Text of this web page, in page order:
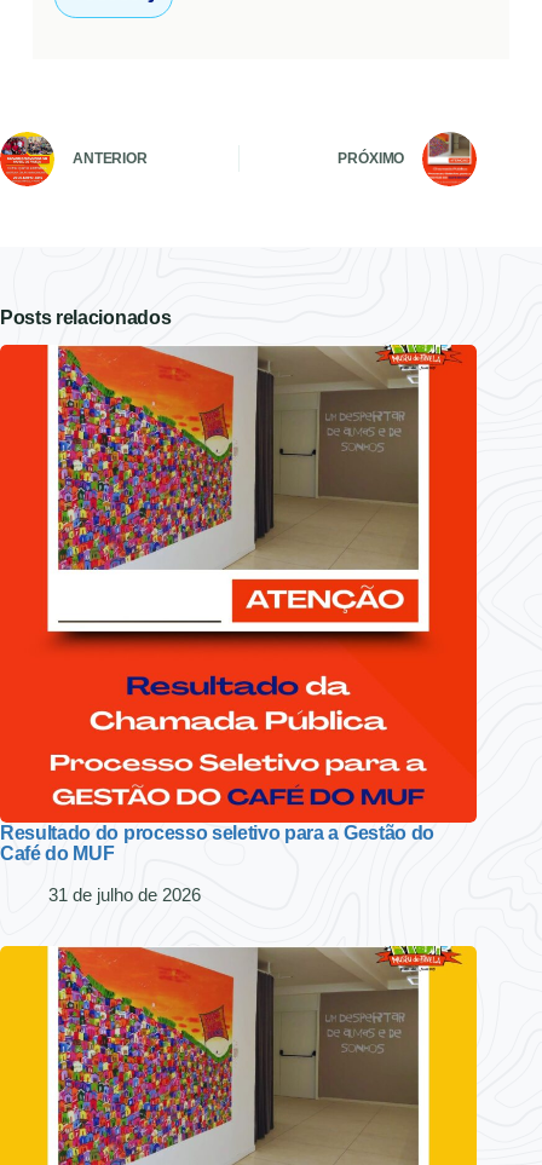
ANTERIOR PRÓXIMO
Posts relacionados
Resultado do processo seletivo para a Gestão do
Café do MUF
31 de julho de 2026